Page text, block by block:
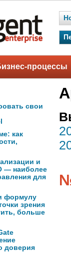
процессы
свои
как
и
— наиболее
для
формулу
зрения
больше
доверия